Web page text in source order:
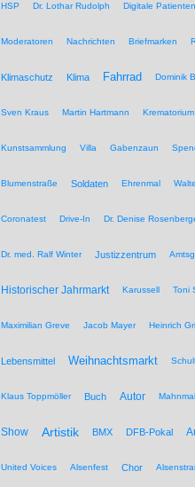
HSP Dr. Lothar Rudolph Digitale
Moderatoren Nachrichten Briefmarken
Klimaschutz Klima Fahrrad Dominik
Sven Kraus Martin Hartmann Krematorium
Kunstsammlung Villa Gabenzaun
Blumenstraße Soldaten Ehrenmal
Coronatest Drive-In Dr. Denise
Dr. med. Ralf Winter Justizzentrum
Historischer Jahrmarkt Karussell Toni
Maximilian Greve Jacob Mayer Heinrich
Lebensmittel Weihnachtsmarkt
Klaus Toppmöller Buch Autor Mahnmal
Show Artistik BMX DFB-Pokal
United Voices Alsenfest Chor